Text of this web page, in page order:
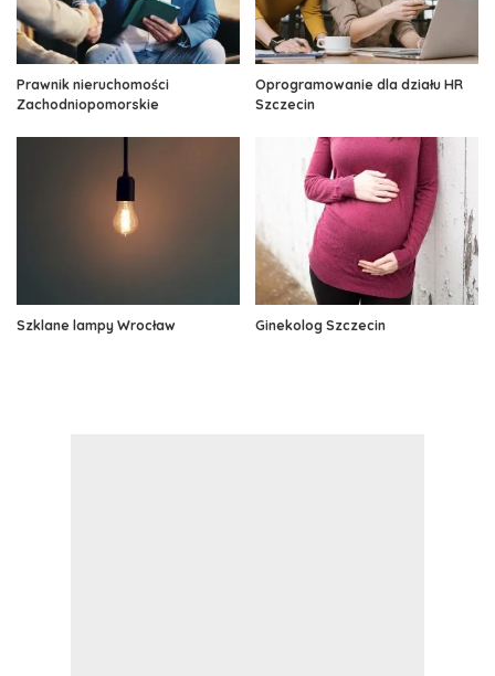
Prawnik nieruchomości
Zachodniopomorskie
Oprogramowanie dla działu HR
Szczecin
Szklane lampy Wrocław Ginekolog Szczecin